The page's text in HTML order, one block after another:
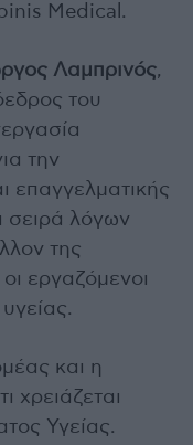
Medical.
Λαμπρινός,
του
την
επαγγελματικής
σειρά λόγων
της
εργαζόμενοι
και η
χρειάζεται
Υγείας.